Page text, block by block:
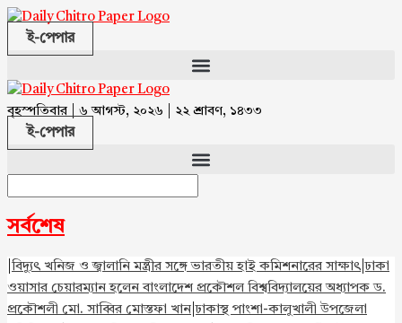
ই-পেপার
বৃহস্পতিবার | ৬ আগস্ট, ২০২৬ | ২২ শ্রাবণ, ১৪৩৩
ই-পেপার
সর্বশেষ
বিদ্যুৎ খনিজ ও জ্বালানি মন্ত্রীর সঙ্গে ভারতীয় হাই কমিশনারের সাক্ষাৎ |ঢাকা
ওয়াসার চেয়ারম্যান হলেন বাংলাদেশ প্রকৌশল বিশ্ববিদ্যালয়ের অধ্যাপক ড.
প্রকৌশলী মো. সাব্বির মোস্তফা খান |ঢাকাস্থ পাংশা-কালুখালী উপজেলা